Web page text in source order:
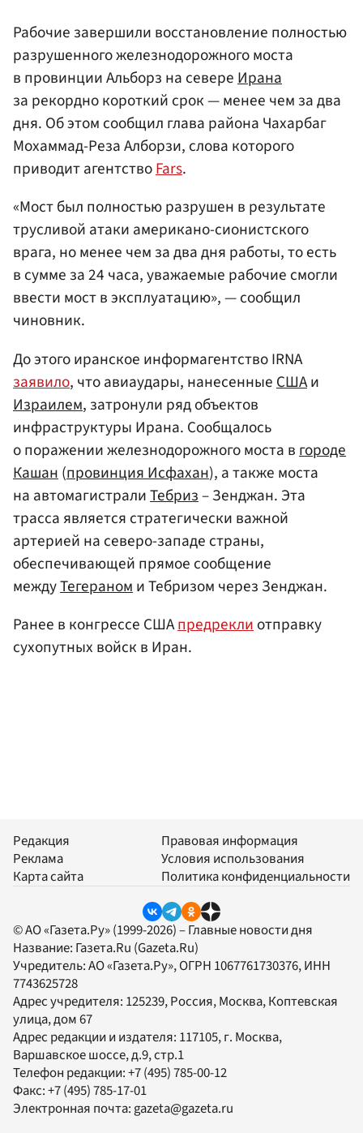
Рабочие завершили восстановление полностью
разрушенного железнодорожного моста
в провинции Альборз на севереИрана
за рекордно короткий срок — менее чем за два
дня. Об этом сообщил глава района Чахарбаг
Мохаммад-Реза Алборзи, слова которого
приводит агентствоFars.
«Мост был полностью разрушен в результате
трусливой атаки американо-сионистского
врага, но менее чем за два дня работы, то есть
в сумме за 24 часа, уважаемые рабочие смогли
ввести мост в эксплуатацию», — сообщил
чиновник.
До этого иранское информагентство IRNA
заявило, что авиаудары, нанесенные СШАи
Израилем, затронули ряд объектов
инфраструктуры Ирана. Сообщалось
о поражении железнодорожного моста в городе
Кашан (провинция Исфахан), а также моста
на автомагистралиТебриз– Зенджан. Эта
трасса является стратегически важной
артерией на северо-западе страны,
обеспечивающей прямое сообщение
междуТегераном и Тебризом через Зенджан.
Ранее в конгрессе СШАпредреклиотправку
сухопутных войск в Иран.
Редакция
Реклама
Карта сайта
Правовая информация
Условия использования
Политика конфиденциальности
© АО «Газета.Ру» (1999-2026) – Главные новости дня
Название: Газета.Ru (Gazeta.Ru)
Учредитель:АО «Газета.Ру», ОГРН 1067761730376, ИНН
7743625728
Адрес учредителя: 125239, Россия, Москва, Коптевская
улица, дом 67
Адрес редакции и издателя: 117105, г. Москва,
Варшавское шоссе, д.9, стр.1
Телефон редакции:+7 (495) 785-00-12
Факс:+7 (495) 785-17-01
Электронная почта:gazeta@gazeta.ru